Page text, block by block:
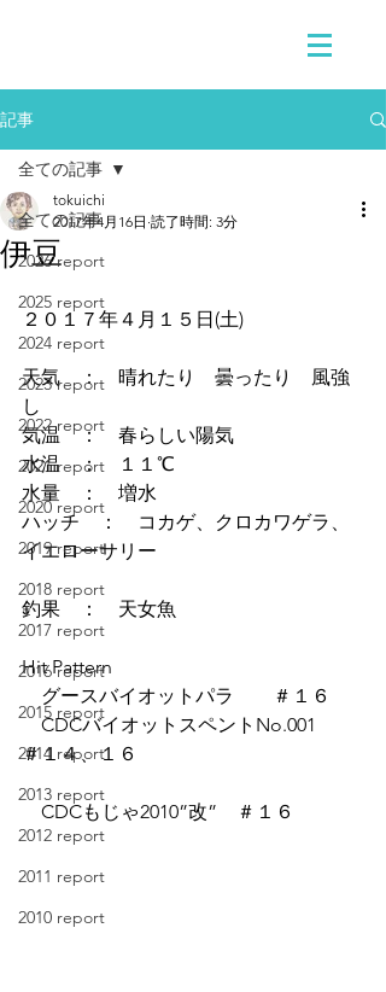
記事
全ての記事
2026 report
2025 report
2024 report
2023 report
2022 report
2021 report
2020 report
2019 report
2018 report
2017 report
2016 report
2015 report
2014 report
2013 report
2012 report
2011 report
2010 report
全ての記事
伊豆
tokuichi
2017年4月16日 読了時間: 3分
２０１７年４月１５日(土)
天気　：　晴れたり　曇ったり　風強
し
気温　：　春らしい陽気
水温　：　１１℃
水量　：　増水
ハッチ　：　コカゲ、クロカワゲラ、
イエローサリー
釣果　：　天女魚
Hit Pattern
グースバイオットパラ　　＃１６
CDCバイオットスペントNo.001
＃１４、１６
CDCもじゃ2010”改”　＃１６